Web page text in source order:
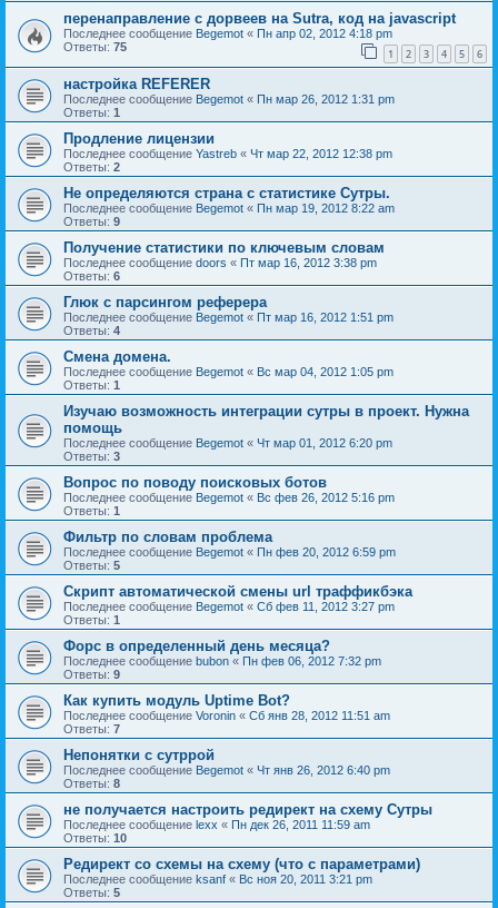
перенаправление с дорвеев на Sutra, код на javascript
Последнее сообщение Begemot « Пн апр 02, 2012 4:18 pm
Ответы: 75 1 2 3 4 5 6
настройка REFERER
Последнее сообщение Begemot « Пн мар 26, 2012 1:31 pm
Ответы: 1
Продление лицензии
Последнее сообщение Yastreb « Чт мар 22, 2012 12:38 pm
Ответы: 2
Не определяются страна с статистике Сутры.
Последнее сообщение Begemot « Пн мар 19, 2012 8:22 am
Ответы: 9
Получение статистики по ключевым словам
Последнее сообщение doors « Пт мар 16, 2012 3:38 pm
Ответы: 6
Глюк с парсингом реферера
Последнее сообщение Begemot « Пт мар 16, 2012 1:51 pm
Ответы: 4
Смена домена.
Последнее сообщение Begemot « Вс мар 04, 2012 1:05 pm
Ответы: 1
Изучаю возможность интеграции сутры в проект. Нужна
помощь
Последнее сообщение Begemot « Чт мар 01, 2012 6:20 pm
Ответы: 3
Вопрос по поводу поисковых ботов
Последнее сообщение Begemot « Вс фев 26, 2012 5:16 pm
Ответы: 1
Фильтр по словам проблема
Последнее сообщение Begemot « Пн фев 20, 2012 6:59 pm
Ответы: 5
Скрипт автоматической смены url траффикбэка
Последнее сообщение Begemot « Сб фев 11, 2012 3:27 pm
Ответы: 1
Форс в определенный день месяца?
Последнее сообщение bubon « Пн фев 06, 2012 7:32 pm
Ответы: 9
Как купить модуль Uptime Bot?
Последнее сообщение Voronin « Сб янв 28, 2012 11:51 am
Ответы: 7
Непонятки с сутррой
Последнее сообщение Begemot « Чт янв 26, 2012 6:40 pm
Ответы: 8
не получается настроить редирект на схему Сутры
Последнее сообщение lexx « Пн дек 26, 2011 11:59 am
Ответы: 10
Редирект со схемы на схему (что с параметрами)
Последнее сообщение ksanf « Вс ноя 20, 2011 3:21 pm
Ответы: 5